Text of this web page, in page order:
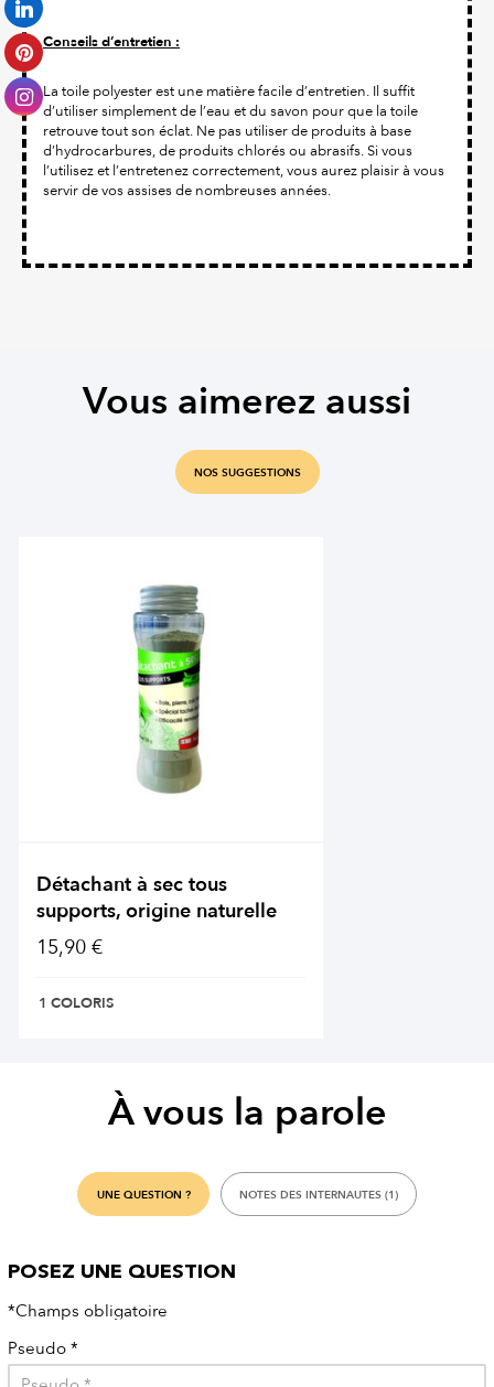
Conseils d’entretien :
La toile polyester est une matière facile d’entretien. Il suffit
d’utiliser simplement de l’eau et du savon pour que la toile
retrouve tout son éclat. Ne pas utiliser de produits à base
d’hydrocarbures, de produits chlorés ou abrasifs. Si vous
l’utilisez et l’entretenez correctement, vous aurez plaisir à vous
servir de vos assises de nombreuses années.
Vous aimerez aussi
NOS SUGGESTIONS
Détachant à sec tous
supports, origine naturelle
15,90 €
1 COLORIS
À vous la parole
UNE QUESTION ? NOTES DES INTERNAUTES (1)
POSEZ UNE QUESTION
*Champs obligatoire
Pseudo *